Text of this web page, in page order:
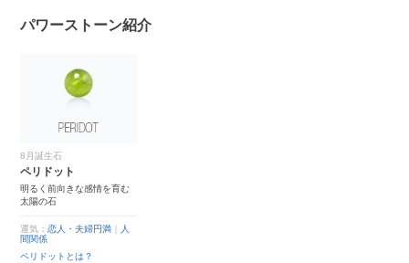
パワーストーン紹介
8月誕生石
ペリドット
明るく前向きな感情を育む
太陽の石
運気：恋人・夫婦円満
人
間関係
ペリドットとは？